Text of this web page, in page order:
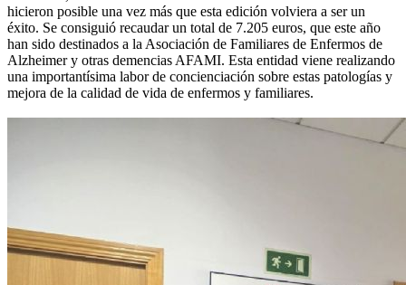
hicieron posible una vez más que esta edición volviera a ser un
éxito. Se consiguió recaudar un total de 7.205 euros, que este año
han sido destinados a la Asociación de Familiares de Enfermos de
Alzheimer y otras demencias AFAMI. Esta entidad viene realizando
una importantísima labor de concienciación sobre estas patologías y
mejora de la calidad de vida de enfermos y familiares.